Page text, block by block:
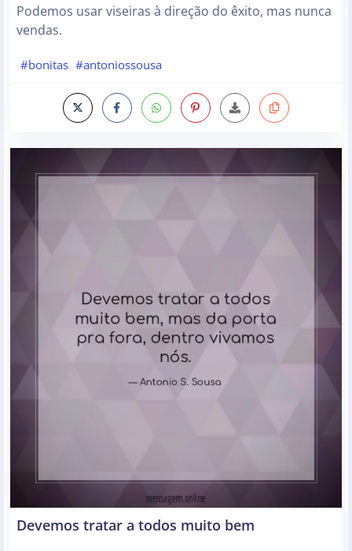
Podemos usar viseiras à direção do êxito, mas nunca
vendas.
#bonitas #antoniossousa
Devemos tratar a todos muito bem